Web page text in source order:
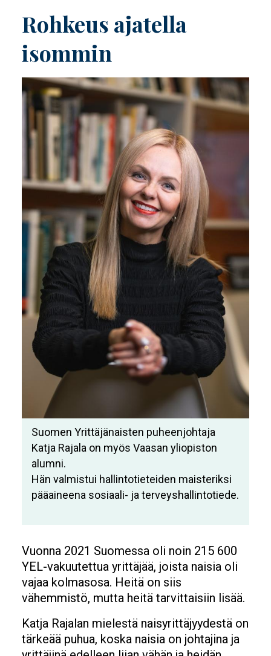
Rohkeus ajatella
isommin
Image
Suomen Yrittäjänaisten puheenjohtaja
Katja Rajala on myös Vaasan yliopiston
alumni.
Hän valmistui hallintotieteiden maisteriksi
pääaineena sosiaali- ja terveyshallintotiede.
Vuonna 2021 Suomessa oli noin 215 600
YEL-vakuutettua yrittäjää, joista naisia oli
vajaa kolmasosa. Heitä on siis
vähemmistö, mutta heitä tarvittaisiin lisää.
Katja Rajalan mielestä naisyrittäjyydestä on
tärkeää puhua, koska naisia on johtajina ja